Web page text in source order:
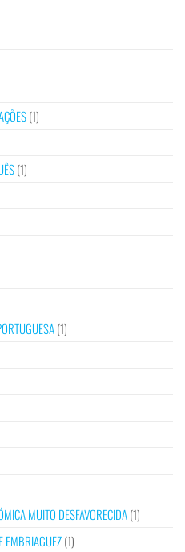
(1)
(1)
(1)
MUITO DESFAVORECIDA(1)
EMBRIAGUEZ(1)